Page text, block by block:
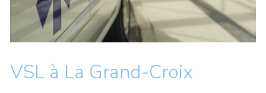
VSL à La Grand-Croix